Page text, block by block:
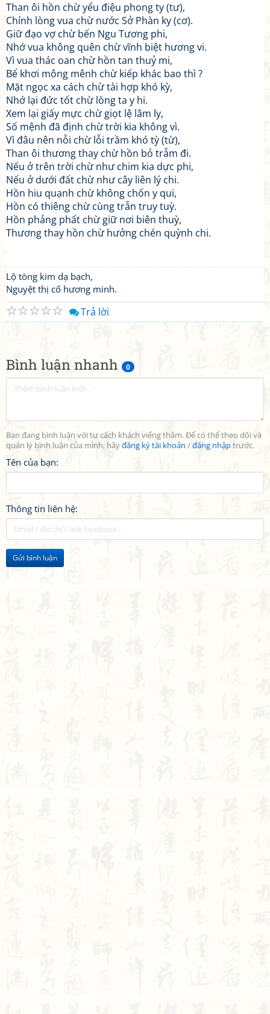
Bình luận nhanh 0
Bạn đang bình luận với tư cách khách viếng thăm. Để có thể theo dõi và
quản lý bình luận của mình, hãyđăng ký tài khoản /đăng nhậptrước.
Tên của bạn:
Thông tin liên hệ:
Gửi bình luận
Than ôi hồn chừ yểu điệu phong ty (tư),
Chính lòng vua chừ nước Sở Phàn ky (cơ).
Giữ đạo vợ chừ bến Ngu Tương phi,
Nhớ vua không quên chừ vĩnh biệt hương vi.
Vì vua thác oan chừ hồn tan thuỷ mi,
Bể khơi mông mênh chừ kiếp khác bao thì ?
Mặt ngọc xa cách chừ tài hợp khó kỳ,
Nhớ lại đức tốt chừ lòng ta y hi.
Xem lại giấy mực chừ giọt lệ lâm ly,
Số mệnh đã định chừ trời kia không vì.
Vì đâu nên nỗi chừ lỗi trầm khó tỳ (từ),
Than ôi thương thay chừ hồn bỏ trẫm đi.
Nếu ở trên trời chừ như chim kia dực phi,
Nếu ở dưới đất chừ như cây liên lý chi.
Hồn hiu quạnh chừ không chốn y qui,
Hồn có thiêng chừ cùng trẫn truy tuỳ.
Hồn phảng phất chừ giữ nơi biên thuỳ,
Thương thay hồn chừ hưởng chén quỳnh chi.
Lộ tòng kim dạ bạch,
Nguyệt thị cố hương minh.
☆
☆
☆
☆
☆ Trả lời